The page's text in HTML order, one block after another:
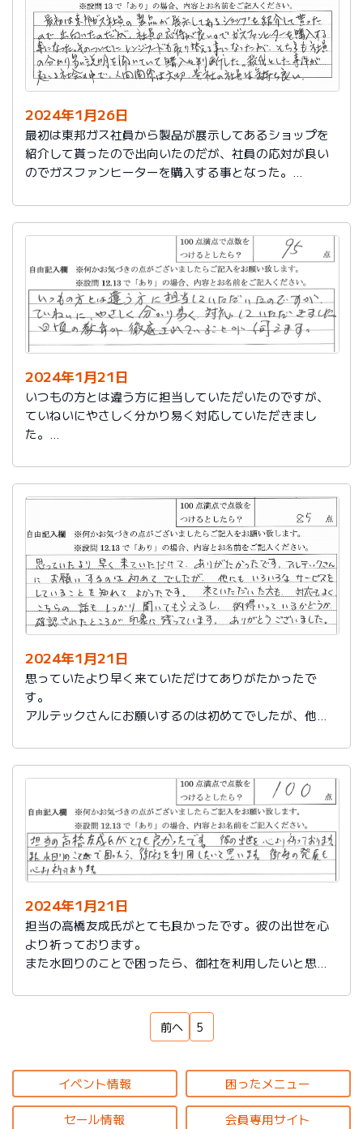
2024年1月26日
最初は東邦ガス社員から製品が展示してあるショップを
紹介して貰ったので出向いたのだが、社員の応対が良い
のでガスファンヒーターを購入する事となった。
そちらも社員の分かり易い説明を聞いていて購入を判断
した。
殺伐とした事件が起こる社会の中で、人間関係は大切。
貴社の社員は気持ち良い。
2024年1月21日
いつもの方とは違う方に担当していただいたのですが、
ていねいにやさしく分かり易く対応していただきまし
た。
2024年1月21日
思っていたより早く来ていただけてありがたかったで
す。
アルテックさんにお願いするのは初めてでしたが、他に
です。
来ていただいた方も対応もよく、こちらの話をしっかり
聞いてもらえるし、納得いっているかどうか確認された
ところが印象に残っています。ありがとうございまし
2024年1月21日
担当の高橋友成氏がとても良かったです。彼の出世を心
より祈っております。
また水回りのことで困ったら、御社を利用したいと思い
前へ 5
イベント情報 困ったメニュー
セール情報 会員専用サイト